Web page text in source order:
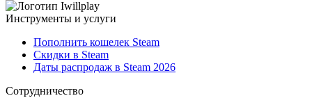
Инструменты и услуги
Пополнить кошелек Steam
Скидки в Steam
Даты распродаж в Steam 2026
Сотрудничество